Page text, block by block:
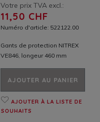
Votre prix TVA excl.:
11,50 CHF
Numéro d'article: 522122.00
Gants de protection NITREX
VE846, longeur 460 mm
AJOUTER AU PANIER
AJOUTER À LA LISTE DE
SOUHAITS